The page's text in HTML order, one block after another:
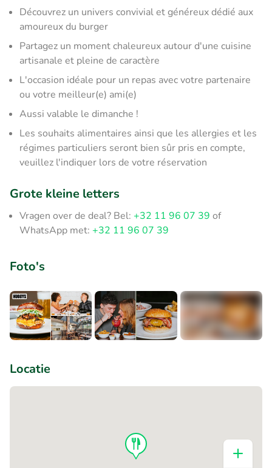
Découvrez un univers convivial et généreux dédié aux
amoureux du burger
Partagez un moment chaleureux autour d'une cuisine
artisanale et pleine de caractère
L'occasion idéale pour un repas avec votre partenaire
ou votre meilleur(e) ami(e)
Aussi valable le dimanche !
Les souhaits alimentaires ainsi que les allergies et les
régimes particuliers seront bien sûr pris en compte,
veuillez l'indiquer lors de votre réservation
Grote kleine letters
Vragen over de deal? Bel: +32 11 96 07 39 of
WhatsApp met: +32 11 96 07 39
Foto's
Locatie